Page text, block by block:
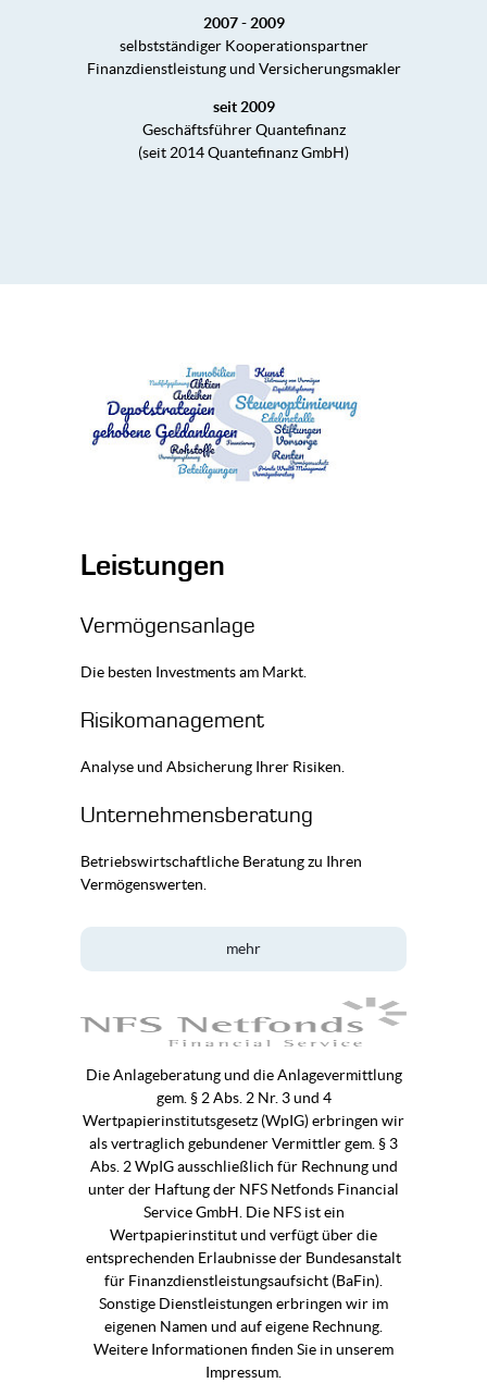
2007 - 2009
selbstständiger Kooperationspartner
Finanzdienstleistung und Versicherungsmakler
seit 2009
Geschäftsführer Quantefinanz
(seit 2014 Quantefinanz GmbH)
Leistungen
Vermögensanlage
Die besten Investments am Markt.
Risikomanagement
Analyse und Absicherung Ihrer Risiken.
Unternehmensberatung
Betriebswirtschaftliche Beratung zu Ihren
Vermögenswerten.
mehr
Die Anlageberatung und die Anlagevermittlung
gem. § 2 Abs. 2 Nr. 3 und 4
Wertpapierinstitutsgesetz (WpIG) erbringen wir
als vertraglich gebundener Vermittler gem. § 3
Abs. 2 WpIG ausschließlich für Rechnung und
unter der Haftung der NFS Netfonds Financial
Service GmbH. Die NFS ist ein
Wertpapierinstitut und verfügt über die
entsprechenden Erlaubnisse der Bundesanstalt
für Finanzdienstleistungsaufsicht (BaFin).
Sonstige Dienstleistungen erbringen wir im
eigenen Namen und auf eigene Rechnung.
Weitere Informationen finden Sie in unserem
Impressum.